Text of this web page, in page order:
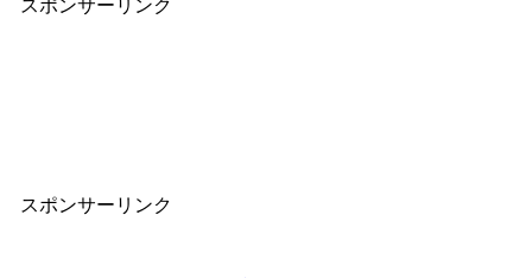
スポンサーリンク
スポンサーリンク